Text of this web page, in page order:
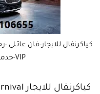
كياكرنفال للايجار-فان
VIP-خدمات محافظات